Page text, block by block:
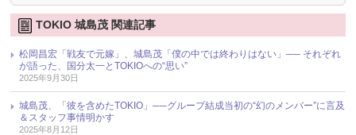
TOKIO 城島茂 関連記事
松岡昌宏「戦友で元嫁」、城島茂「僕の中では終わりはない」── それぞれ
が語った、国分太一とTOKIOへの“思い”
2025年9月30日
城島茂、「彼を含めたTOKIO」──グループ結成当初の“幻のメンバー”に言及
＆スタッフ事情明かす
2025年8月12日